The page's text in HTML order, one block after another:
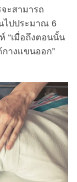
ะสามารถ
ไปประมาณ 6
“เมื่อถึงตอนนั้น
างแขนออก”